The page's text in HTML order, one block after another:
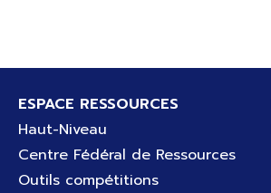
Pied de page
ESPACE RESSOURCES
Haut-Niveau
Centre Fédéral de Ressources
Outils compétitions